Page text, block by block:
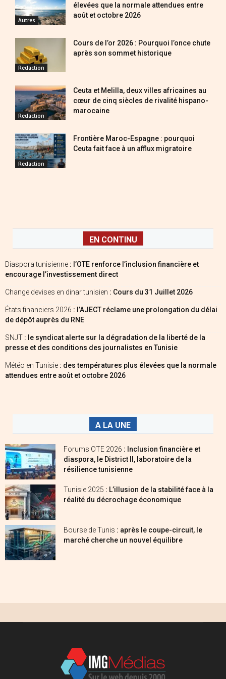
Autres
élevées que la normale attendues entre
août et octobre 2026
Redaction
Cours de l’or 2026 : Pourquoi l’once chute
après son sommet historique
Redaction
Ceuta et Melilla, deux villes africaines au
cœur de cinq siècles de rivalité hispano-
marocaine
Redaction
Frontière Maroc-Espagne : pourquoi
Ceuta fait face à un afflux migratoire
EN CONTINU
Diaspora tunisienne : l’OTE renforce l’inclusion financière et
encourage l’investissement direct
Change devises en dinar tunisien : Cours du 31 Juillet 2026
États financiers 2026 : l’AJECT réclame une prolongation du délai
de dépôt auprès du RNE
SNJT : le syndicat alerte sur la dégradation de la liberté de la
presse et des conditions des journalistes en Tunisie
Météo en Tunisie : des températures plus élevées que la normale
attendues entre août et octobre 2026
A LA UNE
Forums OTE 2026 : Inclusion financière et
diaspora, le District II, laboratoire de la
résilience tunisienne
Tunisie 2025 : L’illusion de la stabilité face à la
réalité du décrochage économique
Bourse de Tunis : après le coupe-circuit, le
marché cherche un nouvel équilibre